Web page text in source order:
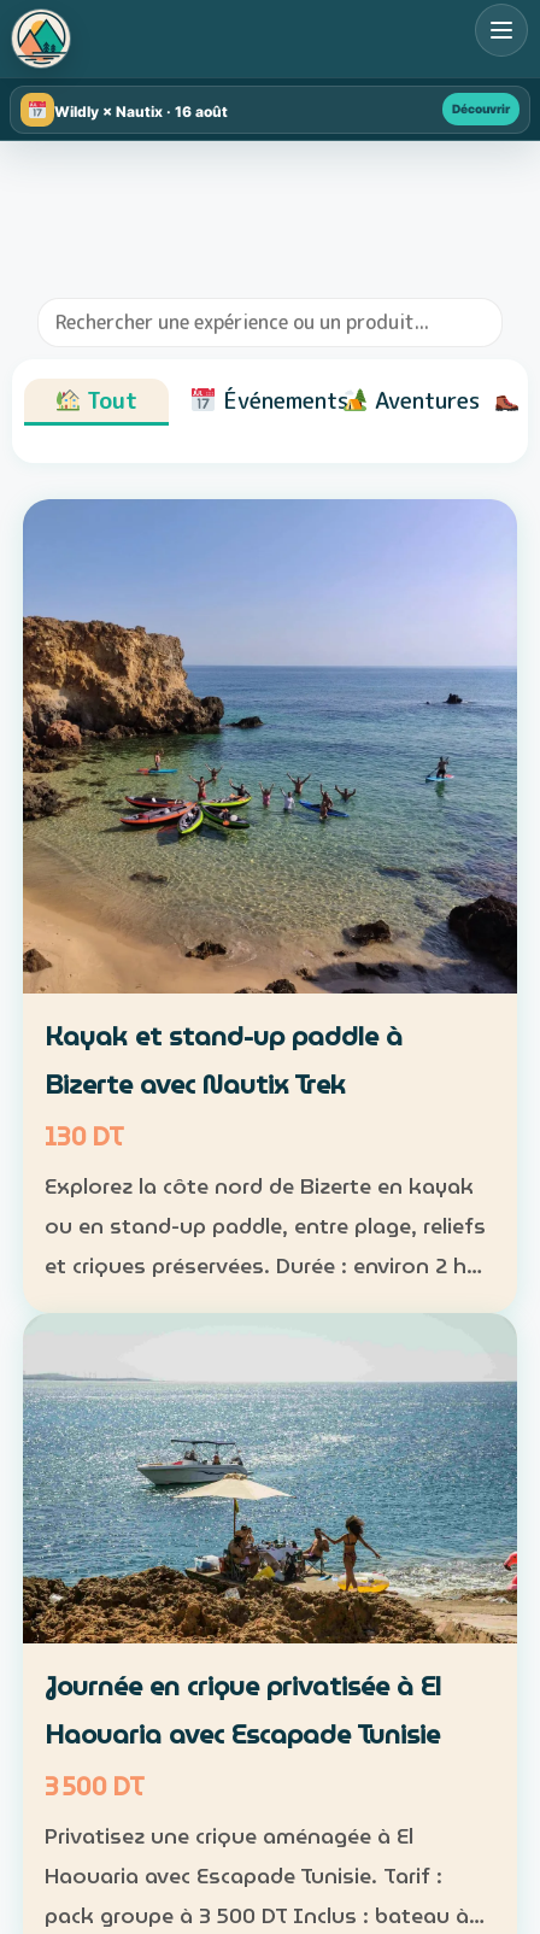
Wildly × Nautix · 16 août Découvrir
Tout Événements Aventures
Kayak et stand-up paddle à
Bizerte avec Nautix Trek
130 DT
Explorez la côte nord de Bizerte en kayak
ou en stand-up paddle, entre plage, reliefs
et criques préservées. Durée : environ 2 h
30 Distance : environ 5 km Niveau :
sortie …
Journée en crique privatisée à El
Haouaria avec Escapade Tunisie
3 500 DT
Privatisez une crique aménagée à El
Haouaria avec Escapade Tunisie. Tarif :
pack groupe à 3 500 DT Inclus : bateau à